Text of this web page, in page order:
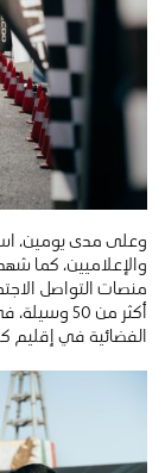
والإعلاميين، كما
منصات التواصل
أكثر من
الفضائية في إقليم